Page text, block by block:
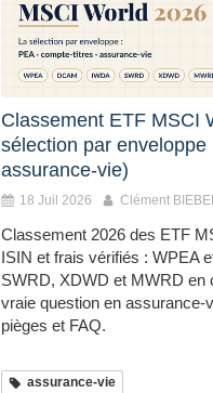
Classement ETF MSCI
sélection par enveloppe
assurance-vie)
18 Juil 2026 Clément
Classement 2026 des ETF
ISIN et frais vérifiés : WPEA
SWRD, XDWD et MWRD en
vraie question en assurance-
pièges et FAQ.
assurance-vie